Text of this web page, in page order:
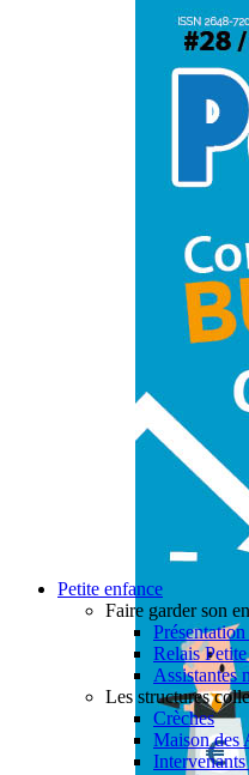
Petite enfance
Faire garder son
Relais
Assistantes
Les structures
Crèches
Maison des
Intervenants